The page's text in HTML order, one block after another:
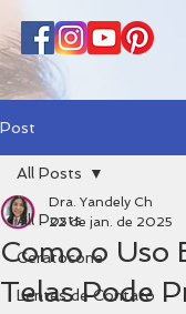
Post
All Posts
Ceratocone
Lentes de Contato
All Posts
Como o Uso
Telas Pode
Dra. Yandely Ch
22 de jan. de 2025